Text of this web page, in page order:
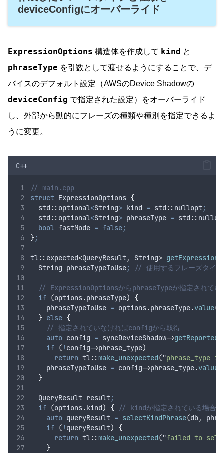
deviceConfigにオーバーライド
ExpressionOptions 構造体を作成して kind と
phraseType を引数として渡せるようにすることで、デ
バイスのデフォルト設定（AWSのDevice Shadowの
deviceConfig で指定された設定）をオーバーライド
し、外部から動的にフレーズの種類や種別を指定できるよ
うに変更。
C++
// main.cpp
struct ExpressionOptions {
  std
:: optional<String> kind = std :: nullopt;
  std
:: optional<String> phraseType = std ::
bool fastMode = false;
};
tl:: expected<QueryResult, String>
  String phraseTypeToUse
; // 使用するフレーズタイプ
// ExpressionOptionsからphraseTypeが指定されてい
if (options.phraseType)
{
    phraseTypeToUse
= options.phraseType.value()
} else {
    // 指定されていなければconfigから取得
auto config = syncDeviceShadow->
if ( ! config->phrase_type)
return tl:: make_unexpected("phrase_type
    phraseTypeToUse
= config->phrase_type.value
}
  QueryResult result
;
if (options.kind) { // kindが指定されている場合は
auto queryResult = selectKindPhrase(db,
if ( ! queryResult)
{
return tl:: make_unexpected("failed to
}